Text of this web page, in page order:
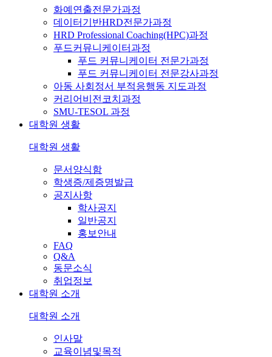
화예연출전문가과정
데이터기반HRD전문가과정
HRD Professional Coaching(HPC)과정
푸드커뮤니케이터과정
푸드 커뮤니케이터 전문가과정
푸드 커뮤니케이터 전문강사과정
아동 사회정서 부적응행동 지도과정
커리어비전코치과정
SMU-TESOL 과정
대학원 생활
대학원 생활
문서양식함
학생증/제증명발급
공지사항
학사공지
일반공지
홍보안내
FAQ
Q&A
동문소식
취업정보
대학원 소개
대학원 소개
인사말
교육이념및목적